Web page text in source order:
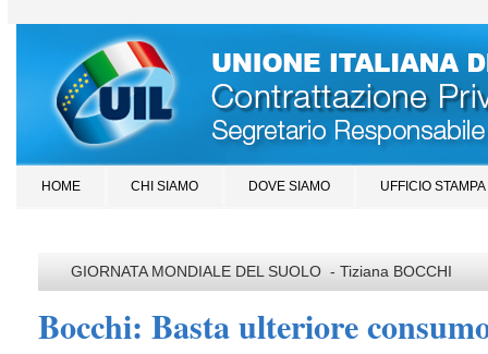
HOME CHI SIAMO DOVE SIAMO UFFICIO STAMPA
GIORNATA MONDIALE DEL SUOLO - Tiziana BOCCHI
Bocchi: Basta ulteriore